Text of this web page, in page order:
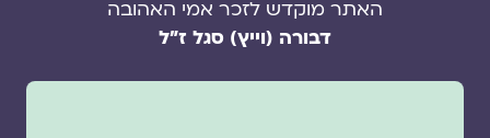
האתר מוקדש לזכר אמי האהובה
דבורה (וייץ) סגל ז"ל